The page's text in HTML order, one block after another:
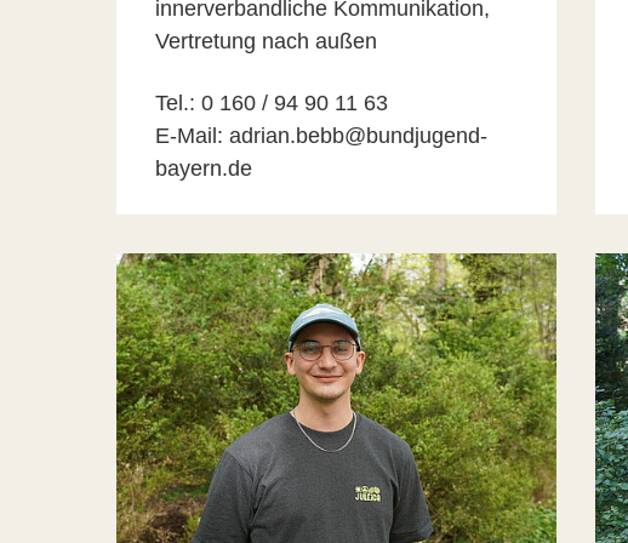
innerverbandliche Kommunikation,
Vertretung nach außen
Tel.: 0 160 / 94 90 11 63
E-Mail: adrian.bebb@bundjugend-
bayern.de